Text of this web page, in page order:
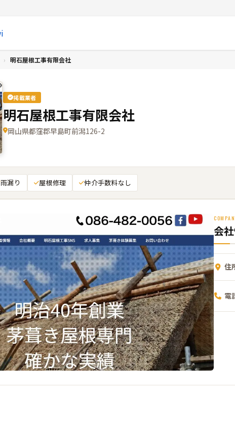
› 明石屋根工事有限会社
掲載業者
明石屋根工事有限会社
岡山県都窪郡早島町前潟126-2
雨漏り 屋根修理 仲介手数料なし
会
住
電